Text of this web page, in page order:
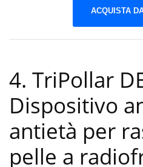
ACQUISTA
4. TriPollar
Dispositivo
antietà per
pelle a